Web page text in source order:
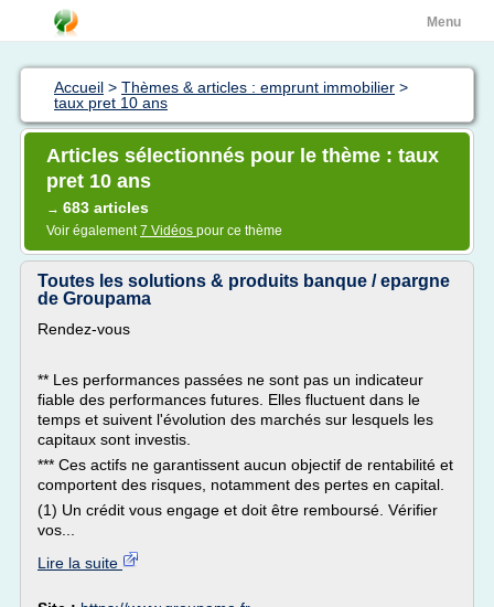
Menu
Accueil > Thèmes & articles : emprunt immobilier >
taux pret 10 ans
Articles sélectionnés pour le thème : taux
pret 10 ans
→ 683 articles
Voir également7 Vidéos pour ce thème
Toutes les solutions & produits banque / epargne
de Groupama
Rendez-vous
** Les performances passées ne sont pas un indicateur
fiable des performances futures. Elles fluctuent dans le
temps et suivent l'évolution des marchés sur lesquels les
capitaux sont investis.
*** Ces actifs ne garantissent aucun objectif de rentabilité et
comportent des risques, notamment des pertes en capital.
(1) Un crédit vous engage et doit être remboursé. Vérifier
vos...
Lire la suite